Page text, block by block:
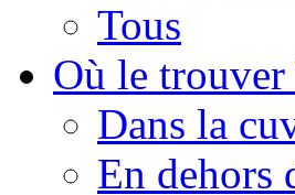
Tous
Où le trouver
Dans la
En dehors